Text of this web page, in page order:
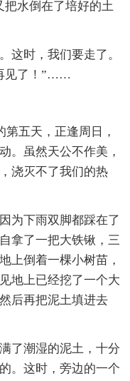
把水倒在了培好的土
这时，我们要走了。
见了！”……
五天，正逢周日，
。虽然天公不作美，
浇灭不了我们的热
为下雨双脚都踩在了
拿了一把大铁锹，三
上倒着一棵小树苗，
地上已经挖了一个大
后再把泥土填进去
了潮湿的泥土，十分
。这时，旁边的一个